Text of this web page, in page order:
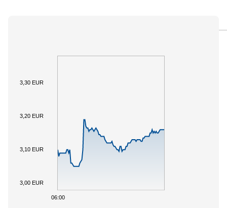
06:00
3,00 EUR
3,10 EUR
3,20 EUR
3,30 EUR